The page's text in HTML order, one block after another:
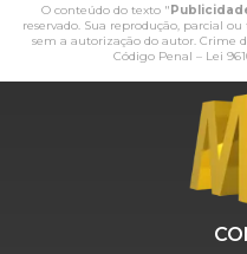
O conteúdo do texto "
reservado. Sua reprodução, parcial
sem a autorização do autor. Crime
Código Penal – Lei